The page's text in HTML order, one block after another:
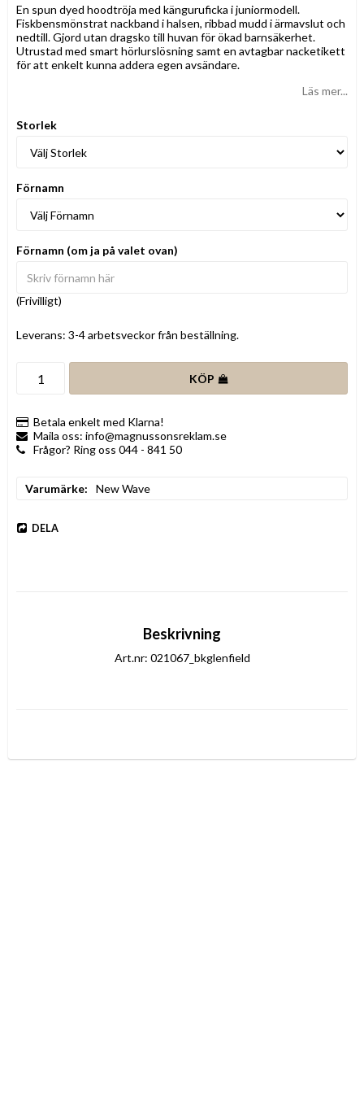
En spun dyed hoodtröja med känguruficka i juniormodell.
Fiskbensmönstrat nackband i halsen, ribbad mudd i ärmavslut och
nedtill. Gjord utan dragsko till huvan för ökad barnsäkerhet.
Utrustad med smart hörlurslösning samt en avtagbar nacketikett
för att enkelt kunna addera egen avsändare.
Läs mer...
Storlek
Förnamn
Förnamn (om ja på valet ovan)
(Frivilligt)
Leverans: 3-4 arbetsveckor från beställning.
KÖP
Betala enkelt med Klarna!
Maila oss: info@magnussonsreklam.se
Frågor? Ring oss 044 - 841 50
Varumärke New Wave
DELA
Beskrivning
Art.nr: 021067_bkglenfield